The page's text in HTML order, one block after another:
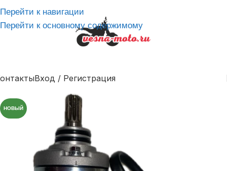
Перейти к навигации
Перейти к основному содержимому
Вход / Регистрация
НОВЫЙ